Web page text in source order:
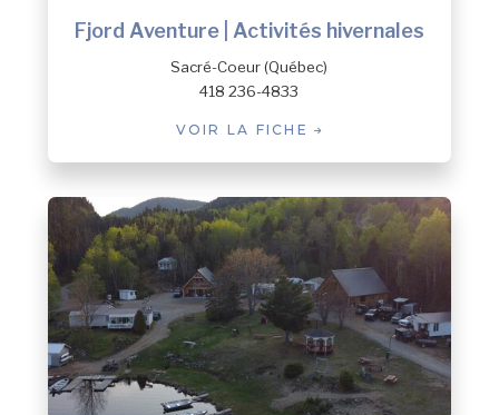
Fjord Aventure | Activités hivernales
Sacré-Coeur (Québec)
418 236-4833
VOIR LA FICHE